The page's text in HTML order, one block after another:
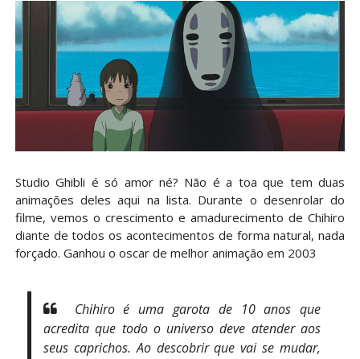
Studio Ghibli é só amor né? Não é a toa que tem duas
animações deles aqui na lista. Durante o desenrolar do
filme, vemos o crescimento e amadurecimento de Chihiro
diante de todos os acontecimentos de forma natural, nada
forçado. Ganhou o oscar de melhor animação em 2003
Chihiro é uma garota de 10 anos que
acredita que todo o universo deve atender aos
seus caprichos. Ao descobrir que vai se mudar,